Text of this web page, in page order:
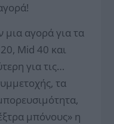
μια αγορά για τα
Mid 40 και
για τις…
τα
μπόνους» η